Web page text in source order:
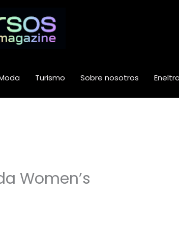
Turismo Sobre nosotros
Women’s